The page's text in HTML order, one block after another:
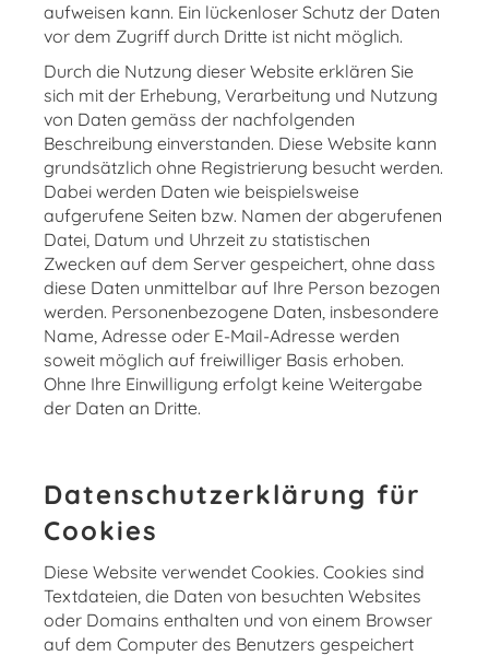
aufweisen kann. Ein lückenloser Schutz der Daten
vor dem Zugriff durch Dritte ist nicht möglich.
Durch die Nutzung dieser Website erklären Sie
sich mit der Erhebung, Verarbeitung und Nutzung
von Daten gemäss der nachfolgenden
Beschreibung einverstanden. Diese Website kann
grundsätzlich ohne Registrierung besucht werden.
Dabei werden Daten wie beispielsweise
aufgerufene Seiten bzw. Namen der abgerufenen
Datei, Datum und Uhrzeit zu statistischen
Zwecken auf dem Server gespeichert, ohne dass
diese Daten unmittelbar auf Ihre Person bezogen
werden. Personenbezogene Daten, insbesondere
Name, Adresse oder E-Mail-Adresse werden
soweit möglich auf freiwilliger Basis erhoben.
Ohne Ihre Einwilligung erfolgt keine Weitergabe
der Daten an Dritte.
Datenschutzerklärung für
Cookies
Diese Website verwendet Cookies. Cookies sind
Textdateien, die Daten von besuchten Websites
oder Domains enthalten und von einem Browser
auf dem Computer des Benutzers gespeichert